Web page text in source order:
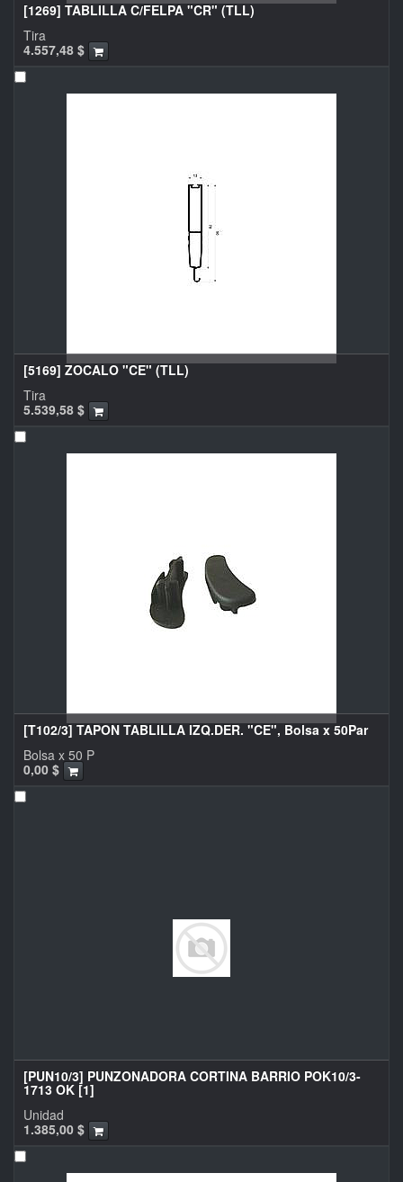
[1269] TABLILLA C/FELPA "CR" (TLL)
4.557,48 $
Tira
[5169] ZOCALO "CE" (TLL)
5.539,58 $
Tira
[T102/3] TAPON TABLILLA IZQ.DER. "CE", Bolsa x 50Par
0,00 $
Bolsa x 50 P
[PUN10/3] PUNZONADORA CORTINA BARRIO POK10/3-
1713 OK [1]
1.385,00 $
Unidad